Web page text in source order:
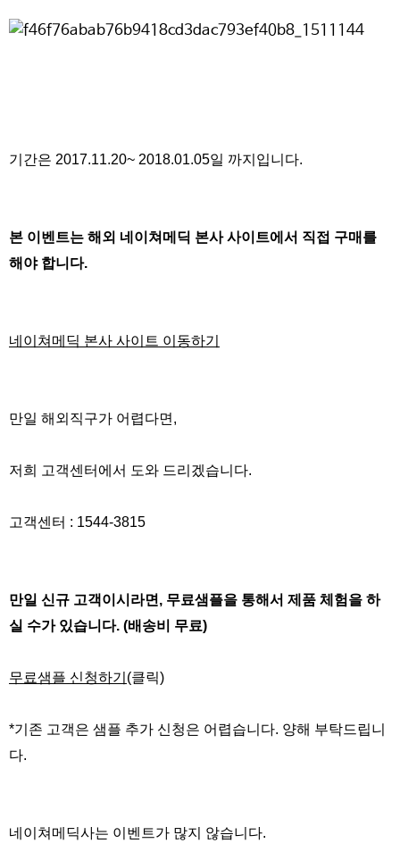
기간은 2017.11.20~ 2018.01.05일 까지입니다.
본 이벤트는 해외 네이쳐메딕 본사 사이트에서 직접 구매를
해야 합니다.
네이쳐메딕 본사 사이트 이동하기
만일 해외직구가 어렵다면,
저희 고객센터에서 도와 드리겠습니다.
고객센터 : 1544-3815​
만일 신규 고객이시라면, 무료샘플을 통해서 제품 체험을 하
실 수가 있습니다. (배송비 무료)
무료샘플 신청하기 (클릭)
*기존 고객은 샘플 추가 신청은 어렵습니다. 양해 부탁드립니
다.
네이쳐메딕사는 이벤트가 많지 않습니다.